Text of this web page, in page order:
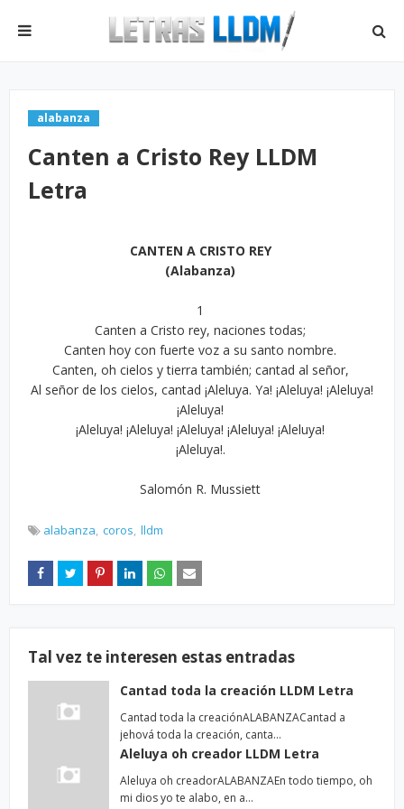
alabanza
Canten a Cristo Rey LLDM
Letra
CANTEN A CRISTO REY
(Alabanza)
1
Canten a Cristo rey, naciones todas;
Canten hoy con fuerte voz a su santo nombre.
Canten, oh cielos y tierra también; cantad al señor,
Al señor de los cielos, cantad ¡Aleluya. Ya! ¡Aleluya! ¡Aleluya!
¡Aleluya!
¡Aleluya! ¡Aleluya! ¡Aleluya! ¡Aleluya! ¡Aleluya!
¡Aleluya!.
Salomón R. Mussiett
alabanza coros lldm
Tal vez te interesen estas entradas
Cantad toda la creación LLDM Letra
Cantad toda la creaciónALABANZACantad a
jehová toda la creación, canta…
Aleluya oh creador LLDM Letra
Aleluya oh creadorALABANZAEn todo tiempo, oh
mi dios yo te alabo, en a…